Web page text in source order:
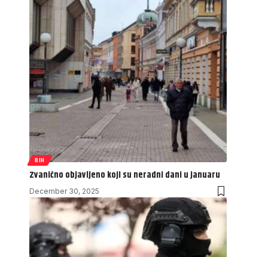
BIH
Zvanično objavljeno koji su neradni dani u januaru
December 30, 2025